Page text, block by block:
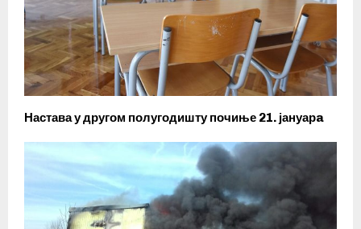
Настава у другом полугодишту почиње 21. јануарa